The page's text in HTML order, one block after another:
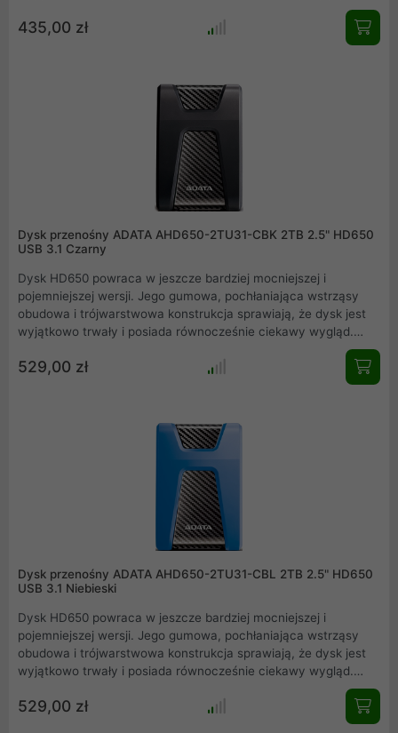
niezasilanych zewnętrznych dysków twardych. Dzięki
prędkościom odczytu i zapisu danych zgodnych z technologią
435,00 zł
Dysk przenośny ADATA AHD650-2TU31-CBK 2TB 2.5" HD650
USB 3.1 Czarny
Dysk HD650 powraca w jeszcze bardziej mocniejszej i
pojemniejszej wersji. Jego gumowa, pochłaniająca wstrząsy
obudowa i trójwarstwowa konstrukcja sprawiają, że dysk jest
wyjątkowo trwały i posiada równocześnie ciekawy wygląd.
niezasilanych zewnętrznych dysków twardych. Dzięki
prędkościom odczytu i zapisu danych zgodnych z technologią
umożliwia bezpieczne przechowywanie dużych ilości danych.
529,00 zł
Dysk przenośny ADATA AHD650-2TU31-CBL 2TB 2.5" HD650
USB 3.1 Niebieski
Dysk HD650 powraca w jeszcze bardziej mocniejszej i
pojemniejszej wersji. Jego gumowa, pochłaniająca wstrząsy
obudowa i trójwarstwowa konstrukcja sprawiają, że dysk jest
wyjątkowo trwały i posiada równocześnie ciekawy wygląd.
niezasilanych zewnętrznych dysków twardych. Dzięki
prędkościom odczytu i zapisu danych zgodnych z technologią
529,00 zł